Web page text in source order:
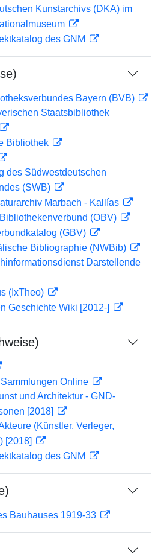
Kunstarchivs (DKA) im
des GNM
Bayern (BVB)
Staatsbibliothek
Bibliothek
des Südwestdeutschen
(SWB)
Marbach - Kallías
(OBV)
(GBV)
Bibliographie (NWBib)
Darstellende
(IxTheo)
Geschichte Wiki [2012-]
Online
und Architektur - GND-
[2018]
(Künstler, Verleger,
[2018]
des GNM
Bauhauses 1919-33